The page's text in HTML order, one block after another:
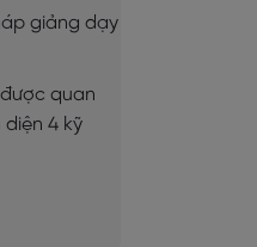
giảng dạy
quan
4 kỹ